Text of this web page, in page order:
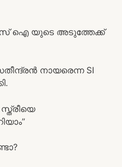
ഐ യുടെ അടുത്തേക്ക്
നായരെന്ന SI